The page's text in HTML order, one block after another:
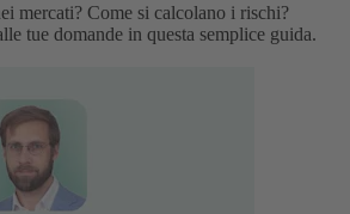
mercati? Come si calcolano i rischi?
tue domande in questa semplice guida.